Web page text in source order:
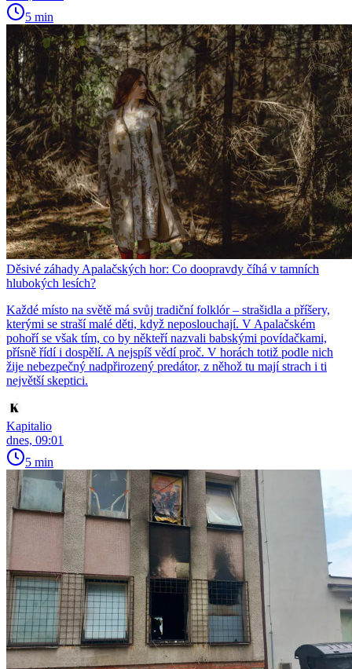
5 min
Děsivé záhady Apalačských hor: Co doopravdy číhá v tamních
hlubokých lesích?
Každé místo na světě má svůj tradiční folklór – strašidla a příšery,
kterými se straší malé děti, když neposlouchají. V Apalačském
pohoří se však tím, co by někteří nazvali babskými povídačkami,
přísně řídí i dospělí. A nejspíš vědí proč. V horách totiž podle nich
žije nebezpečný nadpřirozený predátor, z něhož tu mají strach i ti
největší skeptici.
Kapitalio
dnes, 09:01
5 min